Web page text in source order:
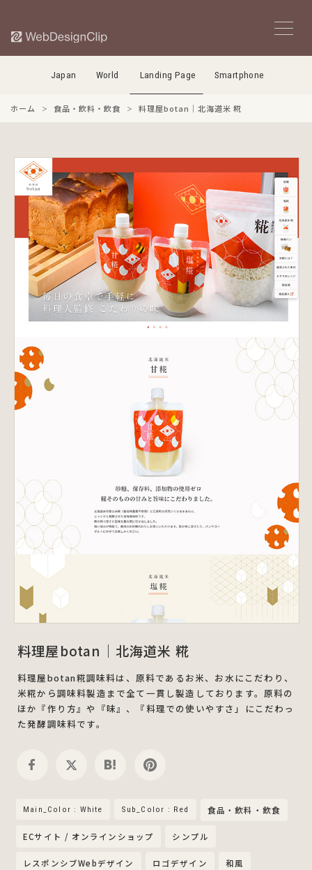
Japan World Landing Page Smartphone
ホーム 食品・飲料・飲食 料理屋botan｜北海道米 糀
料理屋botan｜北海道米 糀
料理屋botan糀調味料は、原料であるお米、お水にこだわり、
米糀から調味料製造まで全て一貫し製造しております。原料の
ほか『作り方』や『味』、『料理での使いやすさ」にこだわっ
た発酵調味料です。
Main_Color : White Sub_Color : Red 食品・飲料・飲食
ECサイト / オンラインショップ シンプル
レスポンシブWebデザイン ロゴデザイン 和風